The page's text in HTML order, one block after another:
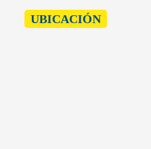
UBICACIÓN